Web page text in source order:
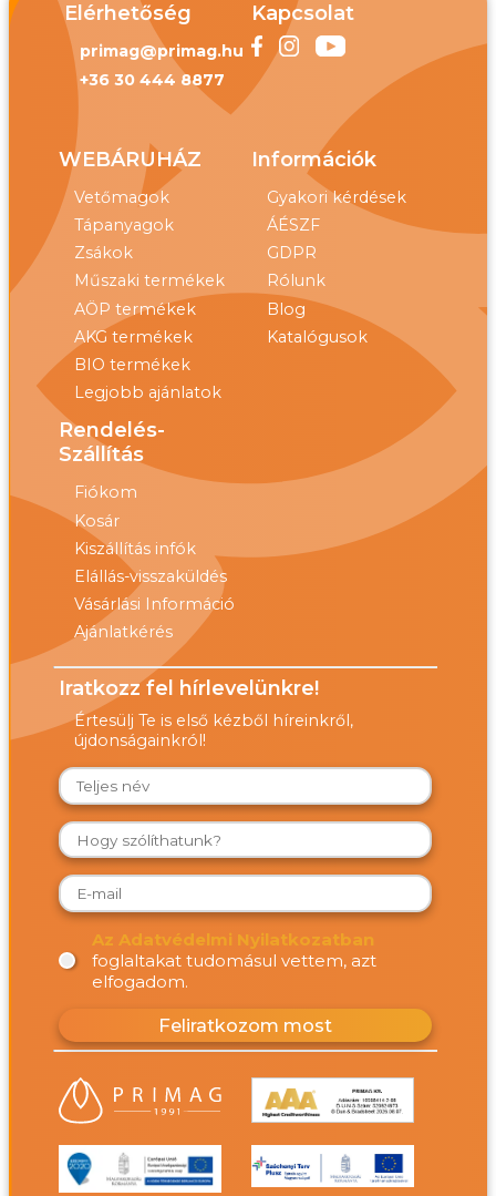
Elérhetőség
primag@primag.hu
+36 30 444 8877
Kapcsolat
WEBÁRUHÁZ
Vetőmagok
Tápanyagok
Zsákok
Műszaki termékek
AÖP termékek
AKG termékek
BIO termékek
Legjobb ajánlatok
Információk
Gyakori kérdések
ÁÉSZF
GDPR
Rólunk
Blog
Katalógusok
Rendelés-
Szállítás
Fiókom
Kosár
Kiszállítás infók
Elállás-visszaküldés
Vásárlási Információ
Ajánlatkérés
Iratkozz fel hírlevelünkre!
Értesülj Te is első kézből híreinkről,
újdonságainkról!
Az Adatvédelmi Nyilatkozatban
foglaltakat tudomásul vettem, azt
elfogadom.
Feliratkozom most